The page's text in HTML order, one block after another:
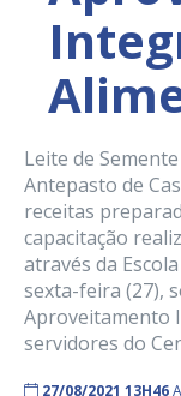
Leite de
Antepasto de
receitas
capacitação
através da
sexta-feira (27),
Aproveitamento
servidores do
27/08/2021 13H46